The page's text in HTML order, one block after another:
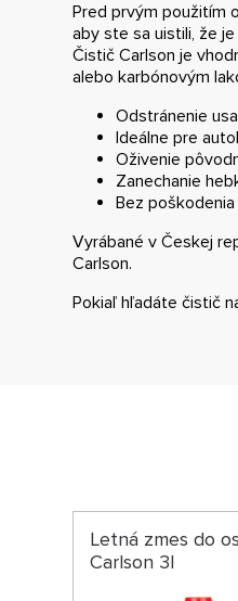
Pred prvým použitím
aby ste sa uistili, že
Čistič Carlson je
alebo karbónovým
Odstránenie
Ideálne pre
Oživenie
Zanechanie
Bez
Vyrábané v Českej
Carlson.
Pokiaľ hľadáte čistič
Letná zmes do
Carlson 3l